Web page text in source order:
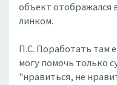
объект отображался
линком.
П.С. Поработать там
могу помочь только
"нравиться, не